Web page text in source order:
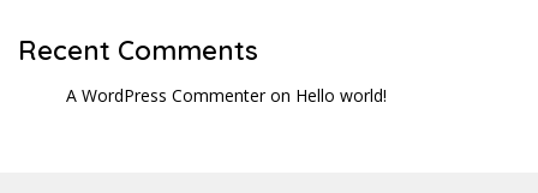
Recent Comments
A WordPress Commenteron Hello world!